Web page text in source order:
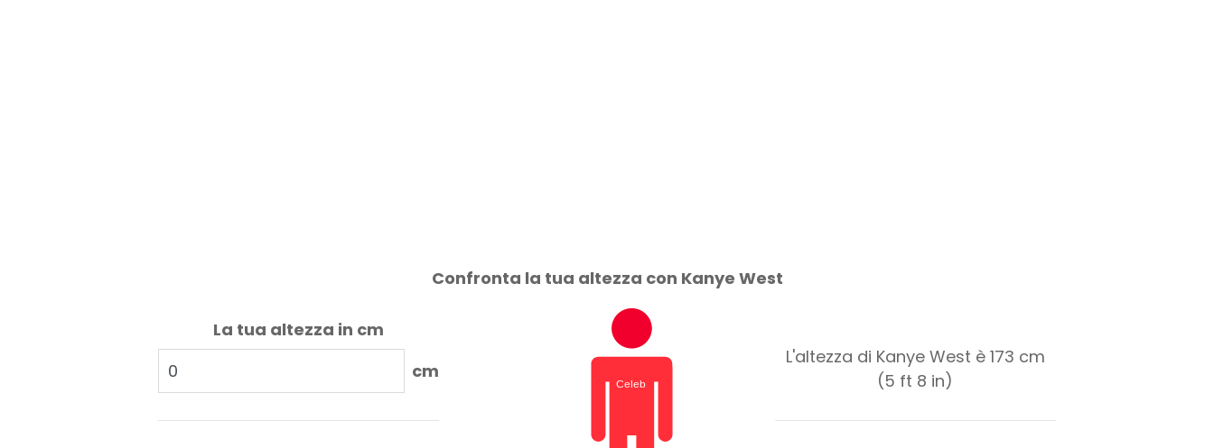
Confronta la tua altezza con Kanye West
La tua altezza in cm
cm
L'altezza di Kanye West è 173 cm
(5 ft 8 in)